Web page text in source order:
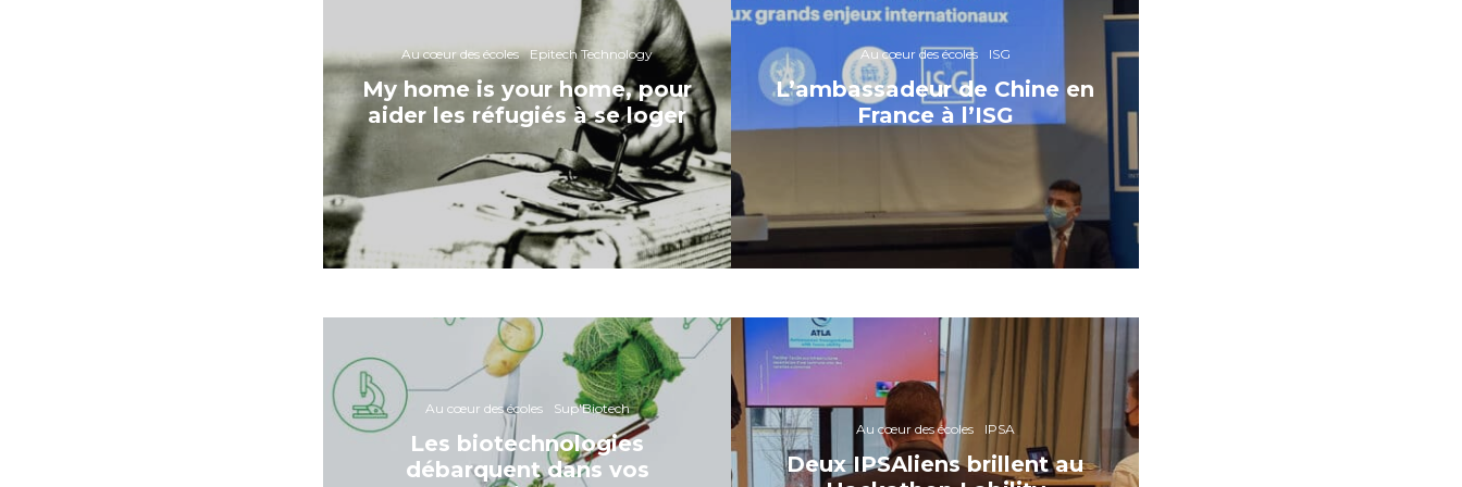
Au cœur des écoles Epitech Technology
My home is your home, pour
aider les réfugiés à se loger
Au cœur des écoles ISG
L’ambassadeur de Chine en
France à l’ISG
Au cœur des écoles Sup'Biotech
Les biotechnologies
débarquent dans vos
Au cœur des écoles IPSA
Deux IPSAliens brillent au